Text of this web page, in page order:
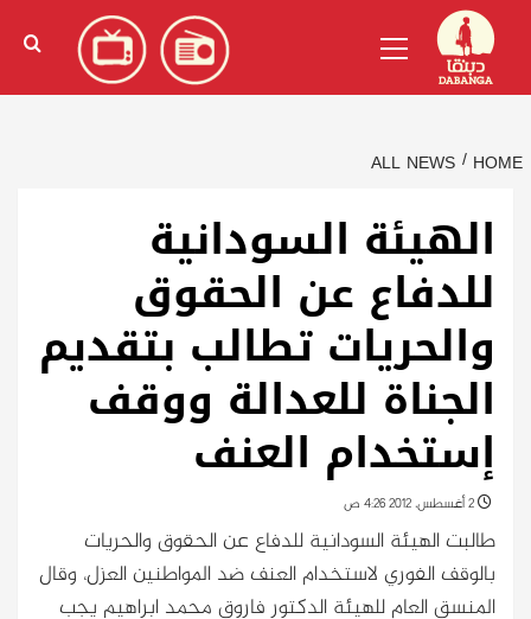
content
الإنجليزية)
Menu
HOME
ALL NEWS
الهيئة السودانية
للدفاع عن الحقوق
والحريات تطالب بتقديم
الجناة للعدالة ووقف
إستخدام العنف
طالبت الهيئة السودانية للدفاع عن الحقوق والحريات
بالوقف الفوري لاستخدام العنف ضد المواطنين العزل، وقال
المنسق العام للهيئة الدكتور فاروق محمد ابراهيم يجب